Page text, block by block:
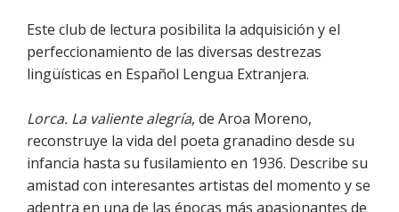
Este club de lectura posibilita la adquisición y el
perfeccionamiento de las diversas destrezas
lingüísticas en Español Lengua Extranjera.
Lorca. La valiente alegría, de Aroa Moreno,
reconstruye la vida del poeta granadino desde su
infancia hasta su fusilamiento en 1936. Describe su
amistad con interesantes artistas del momento y se
adentra en una de las épocas más apasionantes de